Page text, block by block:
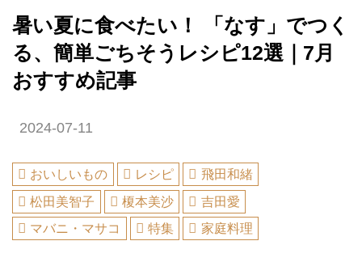
暑い夏に食べたい！ 「なす」でつく
る、簡単ごちそうレシピ12選｜7月
おすすめ記事
2024-07-11
おいしいもの レシピ
飛田和緒
松田美智子
榎本美沙
吉田愛
マバニ・マサコ
特集 家庭料理